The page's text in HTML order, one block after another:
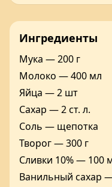
Ингредиенты
Мука — 200 г
Молоко — 400 мл
Яйца — 2 шт
Сахар — 2 ст. л.
Соль — щепотка
Творог — 300 г
Сливки 10% — 100
Ванильный сахар